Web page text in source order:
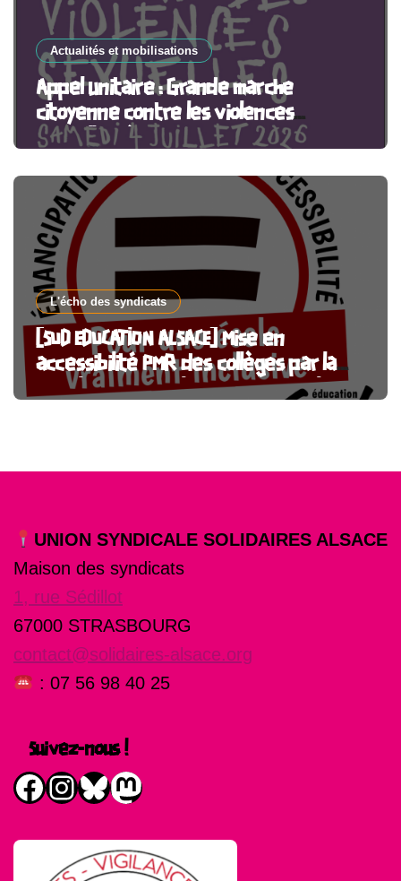
Actualités et mobilisations
Appel unitaire : Grande marche
citoyenne contre les violences
sexuelles, à Paris et partout en France
L'écho des syndicats
[SUD EDUCATION ALSACE] Mise en
accessibilité PMR des collèges par la
CeA : l’argent public doit financer le
UNION SYNDICALE SOLIDAIRES ALSACE
Maison des syndicats
1, rue Sédillot
67000 STRASBOURG
contact@solidaires-alsace.org
: 07 56 98 40 25
Suivez-nous !
Facebook
Instagram
Bluesky
Mastodon